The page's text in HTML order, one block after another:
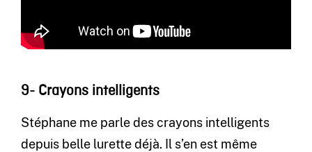
9- Crayons intelligents
Stéphane me parle des crayons intelligents
depuis belle lurette déjà. Il s’en est même